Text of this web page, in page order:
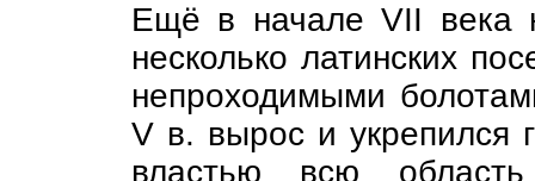
Ещё в начале VII века
несколько латинских
непроходимыми
V в. вырос и укрепился
властью всю